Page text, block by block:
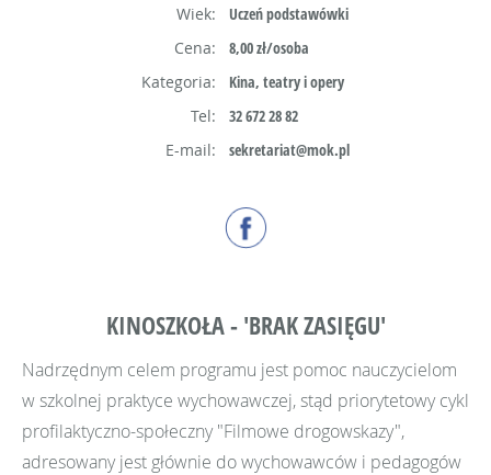
Wiek:
Uczeń podstawówki
Cena:
8,00 zł/osoba
Kategoria:
Kina, teatry i opery
Tel:
32 672 28 82
E-mail:
sekretariat@mok.pl
KINOSZKOŁA - 'BRAK ZASIĘGU'
Nadrzędnym celem programu jest pomoc nauczycielom
w szkolnej praktyce wychowawczej, stąd priorytetowy cykl
profilaktyczno-społeczny "Filmowe drogowskazy",
adresowany jest głównie do wychowawców i pedagogów